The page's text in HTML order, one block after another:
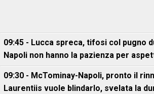
09:45 - Lucca spreca, tifosi col pugno
Napoli non hanno la pazienza per
09:30 - McTominay-Napoli, pronto il
Laurentiis vuole blindarlo, svelata la